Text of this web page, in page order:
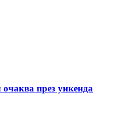
през уикенда